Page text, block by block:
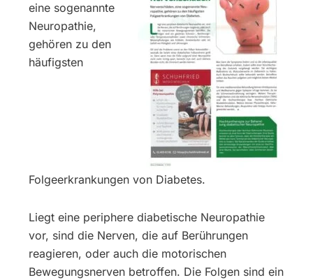
eine sogenannte
Neuropathie,
gehören zu den
häufigsten
Folgeerkrankungen von Diabetes.
Liegt eine periphere diabetische Neuropathie
vor, sind die Nerven, die auf Berührungen
reagieren, oder auch die motorischen
Bewegungsnerven betroffen. Die Folgen sind ein